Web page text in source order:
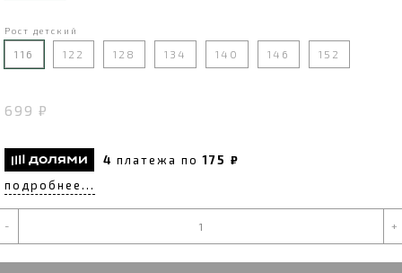
Рост детский
116 122 128 134 140 146 152
699 ₽
4 платежа по175 ₽
подробнее...
- +